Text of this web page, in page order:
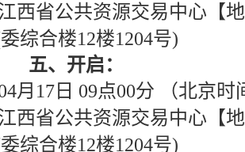
西省公共资源交易中心【
综合楼12楼1204号)
五、开启：
月17日 09点00分 （北京时
西省公共资源交易中心【
综合楼12楼1204号)